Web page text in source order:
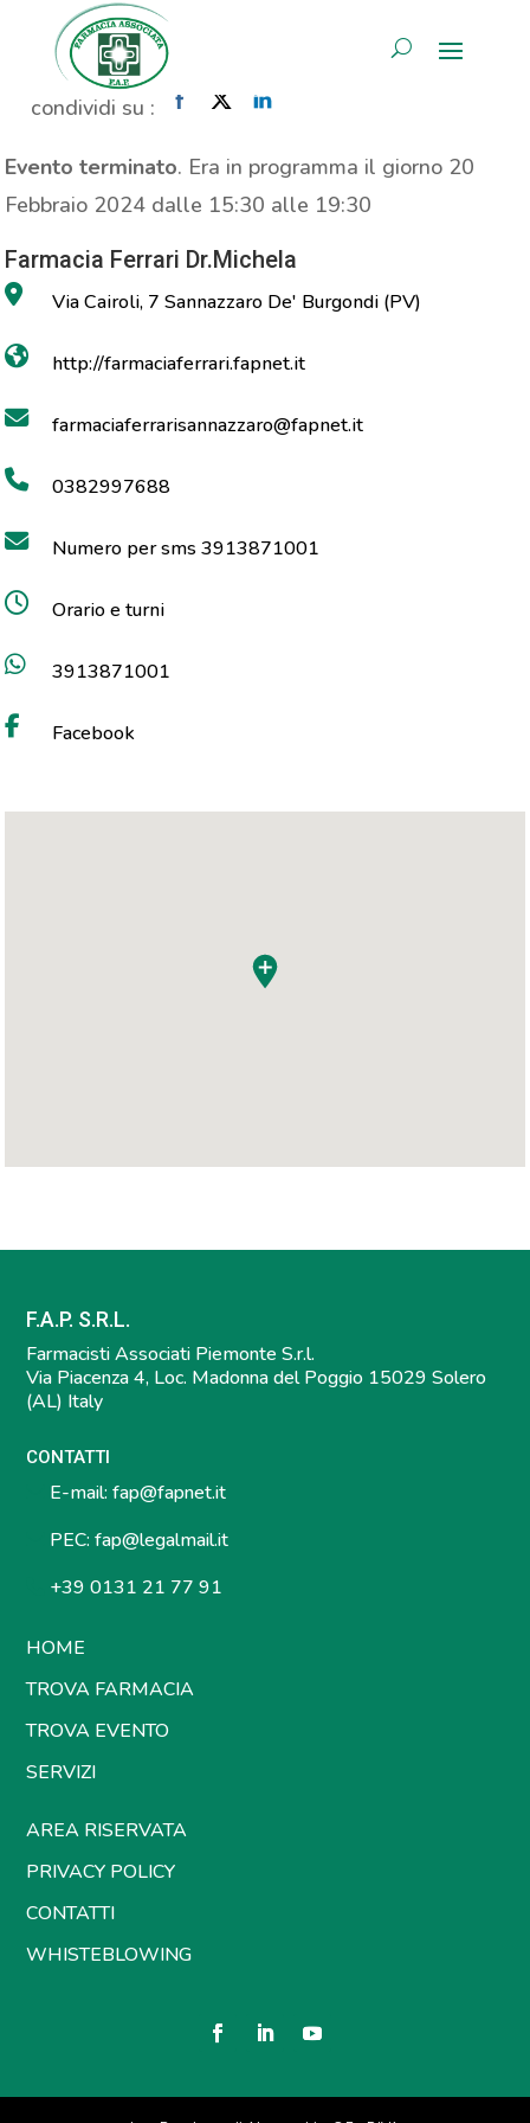
AREA RISERVATA
Consulenza Nutrizionale
Home» Evento» Consulenza Nutrizionale
condividi su :
Evento terminato. Era in programma il giorno 20
Febbraio 2024 dalle 15:30 alle 19:30
Farmacia Ferrari Dr.Michela
Via Cairoli, 7 Sannazzaro De' Burgondi (PV)
http://farmaciaferrari.fapnet.it
farmaciaferrarisannazzaro@fapnet.it
0382997688
Numero per sms 3913871001
Orario e turni
3913871001
Facebook
F.A.P. S.R.L.
Farmacisti Associati Piemonte S.r.l.
Via Piacenza 4, Loc. Madonna del Poggio 15029 Solero
(AL) Italy
CONTATTI
E-mail: fap@fapnet.it
PEC: fap@legalmail.it
+39 0131 21 77 91
HOME
TROVA FARMACIA
TROVA EVENTO
SERVIZI
AREA RISERVATA
PRIVACY POLICY
CONTATTI
WHISTEBLOWING